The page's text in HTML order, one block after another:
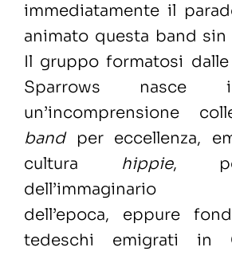
immediatamente il
animato questa band
Il gruppo formatosi
Sparrows nasce
un’incomprensione
band per eccellenza,
cultura hippie,
dell’immaginario
dell’epoca, eppure
tedeschi emigrati in